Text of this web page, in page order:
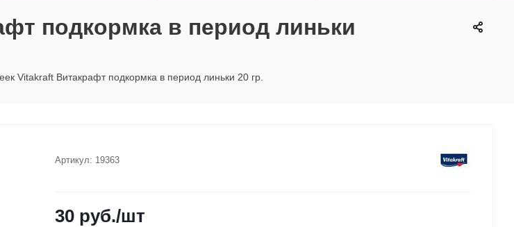
подкормка в период линьки
Vitakraft Витакрафт подкормка в период линьки 20 гр.
Артикул: 19363
30 руб./шт